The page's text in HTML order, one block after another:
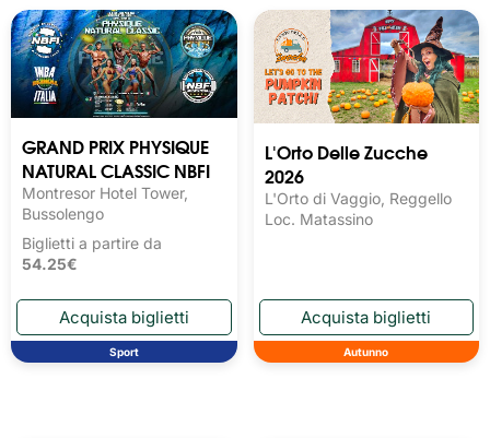
GRAND PRIX PHYSIQUE
NATURAL CLASSIC NBFI
Montresor Hotel Tower,
Bussolengo
Biglietti a partire da
54.25€
Sport
L'Orto Delle Zucche
2026
L'Orto di Vaggio, Reggello
Loc. Matassino
Autunno